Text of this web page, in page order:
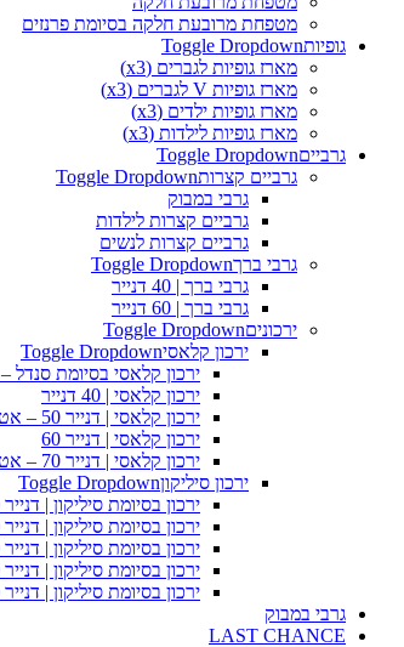
מטפחת מרובעת חלקה בסיומת פרנזים
גופיותToggle Dropdown
מארז גופיות לגברים (x3)
מארז גופיות V לגברים (x3)
מארז גופיות ילדים (x3)
מארז גופיות לילדות (x3)
גרבייםToggle Dropdown
גרביים קצרותToggle Dropdown
גרבי במבוק
גרביים קצרות לילדות
גרביים קצרות לנשים
גרבי ברךToggle Dropdown
גרבי ברך | 40 דנייר
גרבי ברך | 60 דנייר
ירכוניםToggle Dropdown
ירכון קלאסיToggle Dropdown
ירכון קלאסי בסיומת סנדל – 20 דנייר
ירכון קלאסי | 40 דנייר
ירכון קלאסי | דנייר 50 – אטום
ירכון קלאסי | דנייר 60
ירכון קלאסי | דנייר 70 – אטום
ירכון סיליקוןToggle Dropdown
ירכון בסיומת סיליקון | דנייר 20
ירכון בסיומת סיליקון | דנייר 40
ירכון בסיומת סיליקון | דנייר 50 – אטום
ירכון בסיומת סיליקון | דנייר 60
ירכון בסיומת סיליקון | דנייר 70 – אטום
גרבי במבוק
LAST CHANCE